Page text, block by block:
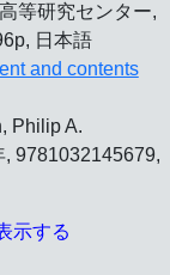
等研究センター,
日本語
and contents
Philip A.
9781032145679,
示する